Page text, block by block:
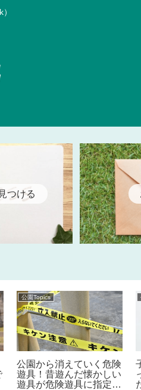
つける
公園Topics
公園から消えていく危険
遊具！昔遊んだ懐かしい
遊具が危険遊具に指定さ